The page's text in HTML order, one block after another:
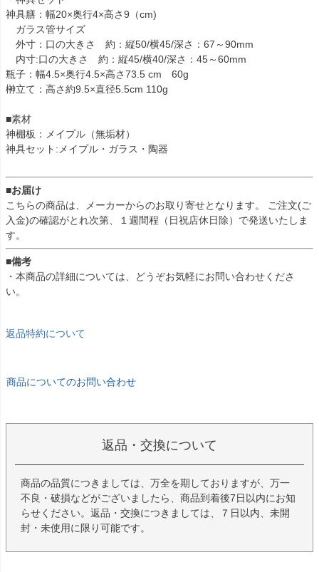
神具膳：幅20×奥行4×高さ9（cm)
ガラス管サイズ
外寸：口の大きさ 約：縦50/横45/深さ：67～90mm
内寸:口の大きさ 約：縦45/横40/深さ：45～60mm
瓶子：幅4.5×奥行4.5×高さ73.5 cm 60g
榊立て：高さ約9.5×直径5.5cm 110g
■素材
神棚板：メイプル（無垢材）
神具セット:メイプル・ガラス・陶器
■お届け
こちらの商品は、メーカーからのお取り寄せとなります。 ご注文(ご
入金)の確認がとれ次第、１週間程（日祝店休日除）で発送いたしま
す。
■備考
・本商品の詳細については、どうぞお気軽にお問い合わせくださ
い。
返品特約について
商品についてのお問い合わせ
返品・交換について
商品の品質につきましては、万全を期しておりますが、万一
不良・破損などがございましたら、商品到着後7日以内にお知
らせください。返品・交換につきましては、７日以内、未開
封・未使用に限り可能です。